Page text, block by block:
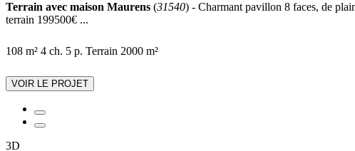
Terrain avec maison Maurens (31540) - Charmant pavillon 8 faces, de
terrain 199500€ ...
108 m² 4 ch. 5 p. Terrain 2000 m²
VOIR LE PROJET
3D